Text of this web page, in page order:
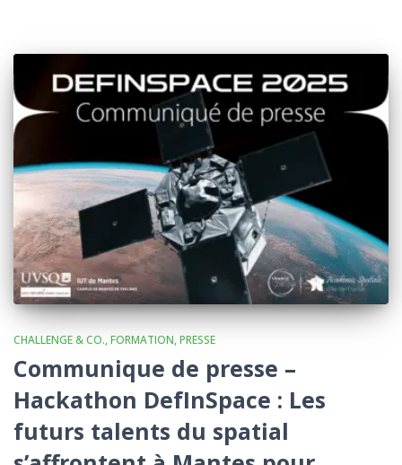
CHALLENGE & CO. FORMATION PRESSE
Communique de presse –
Hackathon DefInSpace : Les
futurs talents du spatial